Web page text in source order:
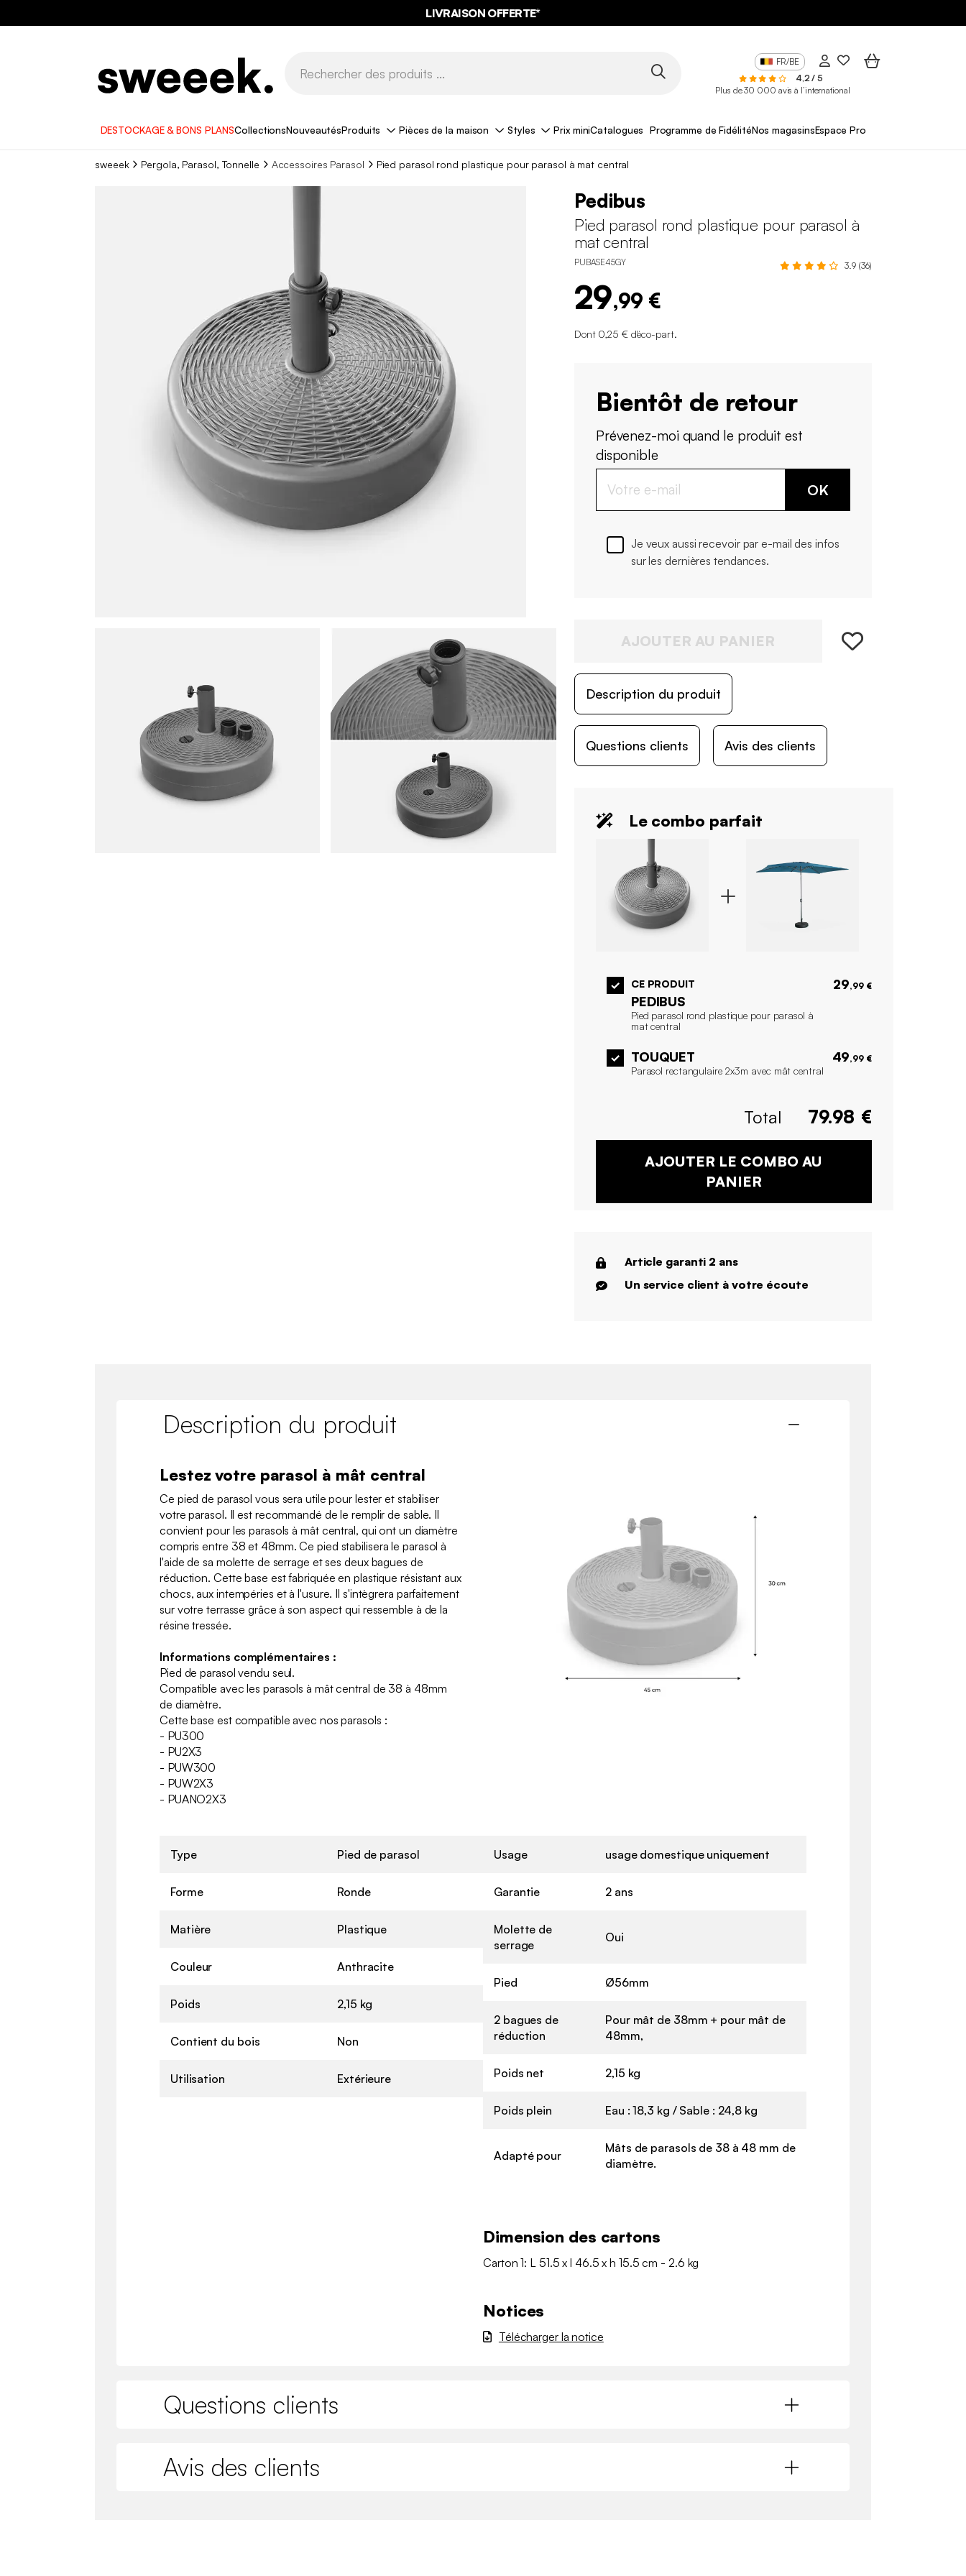
LIVRAISON OFFERTE*
FR/BE
4,2 / 5
Plus de 30 000 avis à l’international
DESTOCKAGE & BONS PLANSCollectionsNouveautésProduits Pièces de la maison Styles Prix miniCatalogues Programme de FidélitéNos magasinsEspace Pro
sweeek Pergola, Parasol, Tonnelle Accessoires Parasol Pied parasol rond plastique pour parasol à mat central
Pedibus
Pied parasol rond plastique pour parasol à
mat central
PUBASE45GY 3.9 (36)
29,99 €
Dont 0,25 € d'éco-part.
Bientôt de retour
Prévenez-moi quand le produit est
disponible
OK
Je veux aussi recevoir par e-mail des infos
sur les dernières tendances.
AJOUTER AU PANIER
Description du produit
Questions clients Avis des clients
Le combo parfait
CE PRODUIT
PEDIBUS
Pied parasol rond plastique pour parasol à
mat central
29,99 €
TOUQUET
Parasol rectangulaire 2x3m avec mât central
49,99 €
Total 79.98 €
AJOUTER LE COMBO AU
PANIER
Article garanti 2 ans
Un service client à votre écoute
Description du produit
Lestez votre parasol à mât central
Ce pied de parasol vous sera utile pour lester et stabiliser
votre parasol. Il est recommandé de le remplir de sable. Il
convient pour les parasols à mât central, qui ont un diamètre
compris entre 38 et 48mm. Ce pied stabilisera le parasol à
l'aide de sa molette de serrage et ses deux bagues de
réduction. Cette base est fabriquée en plastique résistant aux
chocs, aux intempéries et à l'usure. Il s'intègrera parfaitement
sur votre terrasse grâce à son aspect qui ressemble à de la
résine tressée.
Informations complémentaires :
Pied de parasol vendu seul.
Compatible avec les parasols à mât central de 38 à 48mm
de diamètre.
Cette base est compatible avec nos parasols :
- PU300
- PU2X3
- PUW300
- PUW2X3
- PUANO2X3
Type Pied de parasol
Forme Ronde
Matière Plastique
Couleur Anthracite
Poids 2,15 kg
Contient du bois Non
Utilisation Extérieure
Usage usage domestique uniquement
Garantie 2 ans
Molette de
serrage
Oui
Pied Ø56mm
2 bagues de
réduction
Pour mât de 38mm + pour mât de
48mm,
Poids net 2,15 kg
Poids plein Eau : 18,3 kg / Sable : 24,8 kg
Adapté pour
Mâts de parasols de 38 à 48 mm de
diamètre.
Dimension des cartons
Carton 1: L 51.5 x l 46.5 x h 15.5 cm - 2.6 kg
Notices
Télécharger la notice
Questions clients
Avis des clients